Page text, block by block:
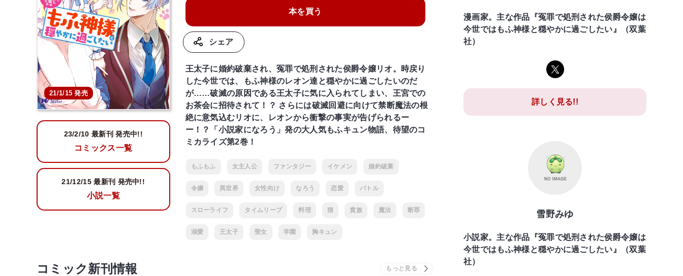
21/1/15 発売
23/2/10 最新刊 発売中!!
コミックス一覧
21/12/15最新刊 発売中!!
小説一覧
本を買う
シェア
王太子に婚約破棄され、冤罪で処刑された侯爵令嬢リオ。時戻り
した今世では、もふ神様のレオン達と穏やかに過ごしたいのだ
が……破滅の原因である王太子に気に入られてしまい、王宮での
お茶会に招待されて！？ さらには破滅回避に向けて禁断魔法の根
絶に意気込むリオに、レオンから衝撃の事実が告げられるー
ー！？「小説家になろう」発の大人気もふキュン物語、待望のコ
ミカライズ第2巻！
もふもふ 女主人公 ファンタジー イケメン 婚約破棄
令嬢 異世界 女性向け なろう 恋愛 バトル
スローライフ タイムリープ 料理 猫 貴族 魔法 断罪
溺愛 王太子 聖女 学園 胸キュン
コミック新刊情報
漫画家。主な作品『冤罪で処刑された侯爵令嬢は
今世ではもふ神様と穏やかに過ごしたい』（双葉
社）
詳しく見る!!
雪野みゆ
小説家。主な作品『冤罪で処刑された侯爵令嬢は
今世ではもふ神様と穏やかに過ごしたい』（双葉
社）